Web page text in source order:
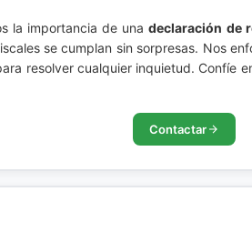
la importancia de unadeclaración de
se cumplan sin sorpresas. Nos
resolver cualquier inquietud. Confíe
Contactar